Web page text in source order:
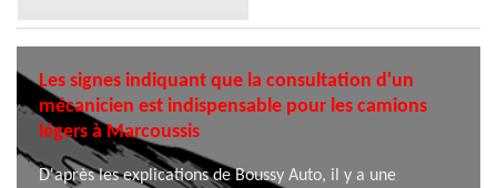
Les signes indiquant que la consultation d'un
mécanicien est indispensable pour les camions
légers à Marcoussis
D'après les explications de Boussy Auto, il y a une